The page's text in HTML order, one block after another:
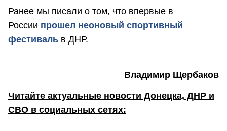
Ранее мы писали о том, что впервые в
России прошел неоновый спортивный
фестиваль в ДНР.
Владимир Щербаков
Читайте актуальные новости Донецка, ДНР и
СВО в социальных сетях: